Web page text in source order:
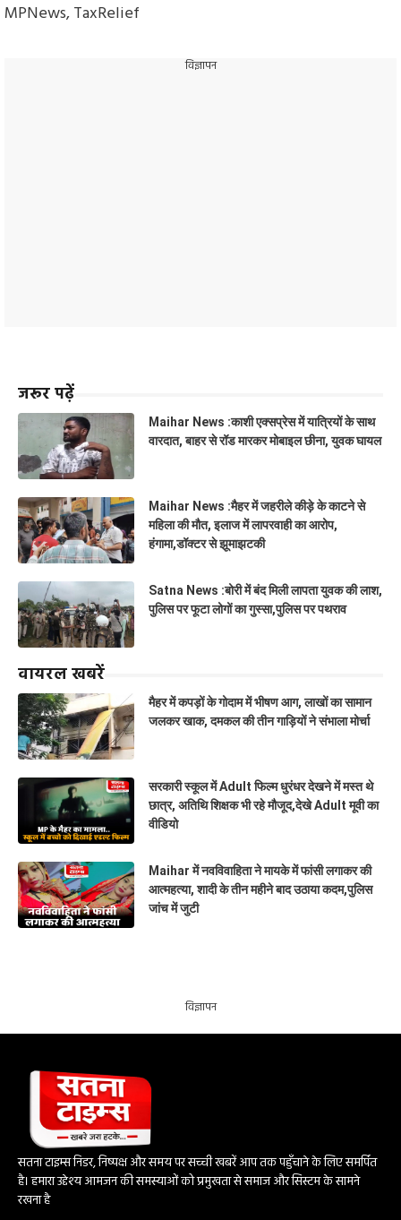
MPNews,TaxRelief
विज्ञापन
जरूर पढ़ें
Maihar News :काशी एक्सप्रेस में यात्रियों के साथ
वारदात, बाहर से रॉड मारकर मोबाइल छीना, युवक घायल
Maihar News :मैहर में जहरीले कीड़े के काटने से
महिला की मौत, इलाज में लापरवाही का आरोप,
हंगामा,डॉक्टर से झूमाझटकी
Satna News :बोरी में बंद मिली लापता युवक की लाश,
पुलिस पर फूटा लोगों का गुस्सा,पुलिस पर पथराव
वायरल खबरें
मैहर में कपड़ों के गोदाम में भीषण आग, लाखों का सामान
जलकर खाक, दमकल की तीन गाड़ियों ने संभाला मोर्चा
सरकारी स्कूल में Adult फिल्म धुरंधर देखने में मस्त थे
छात्र, अतिथि शिक्षक भी रहे मौजूद,देखे Adult मूवी का
वीडियो
Maihar में नवविवाहिता ने मायके में फांसी लगाकर की
आत्महत्या, शादी के तीन महीने बाद उठाया कदम,पुलिस
जांच में जुटी
विज्ञापन
सतना टाइम्स निडर, निष्पक्ष और समय पर सच्ची खबरें आप तक पहुँचाने के लिए समर्पित
है। हमारा उद्देश्य आमजन की समस्याओं को प्रमुखता से समाज और सिस्टम के सामने
रखना है